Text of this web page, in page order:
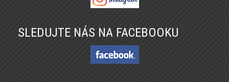
SLEDUJTE NÁS NA FACEBOOKU